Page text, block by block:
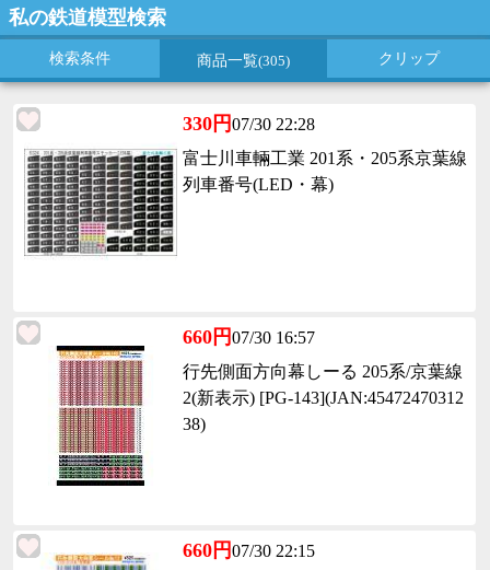
私の鉄道模型検索
検索条件 商品一覧(305) クリップ
330円07/30 22:28
富士川車輛工業 201系・205系京葉線
列車番号(LED・幕)
660円07/30 16:57
行先側面方向幕しーる 205系/京葉線
2(新表示) [PG-143](JAN:45472470312
38)
660円07/30 22:15